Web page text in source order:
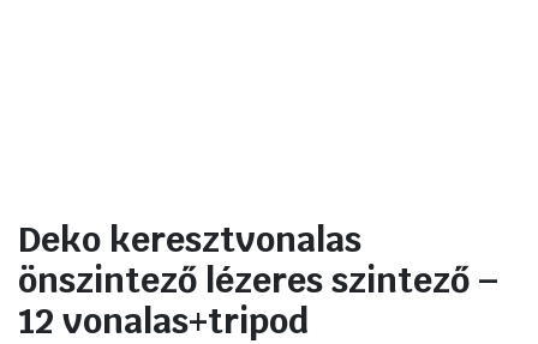
Deko keresztvonalas
önszintező lézeres szintező –
12 vonalas+tripod